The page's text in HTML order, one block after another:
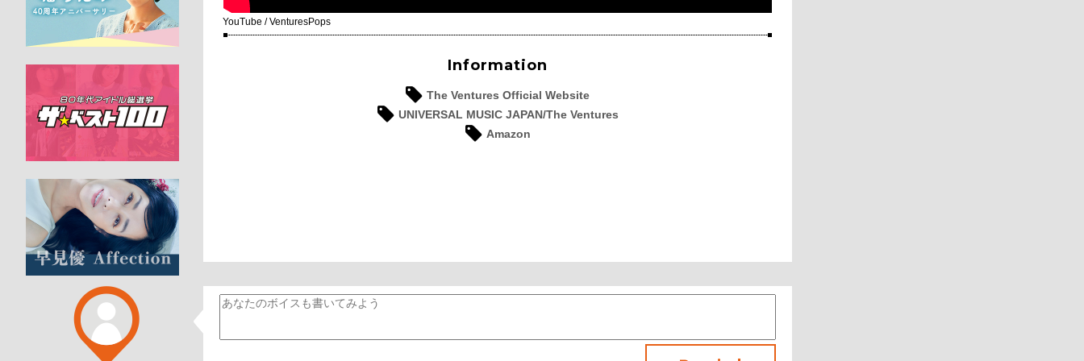
YouTube / VenturesPops
Information
The Ventures Official Website
UNIVERSAL MUSIC JAPAN/The Ventures
Amazon